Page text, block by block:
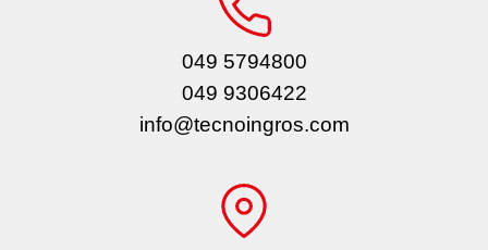
049 5794800
049 9306422
info@tecnoingros.com